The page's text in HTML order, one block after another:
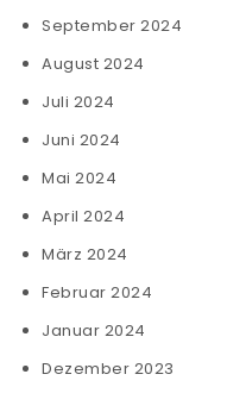
September 2024
August 2024
Juli 2024
Juni 2024
Mai 2024
April 2024
März 2024
Februar 2024
Januar 2024
Dezember 2023